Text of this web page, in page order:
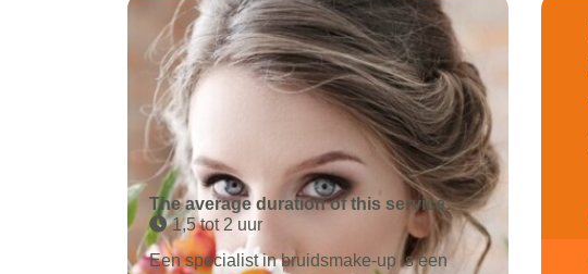
The average duration of this service:
1,5 tot 2 uur
Een specialist in bruidsmake-up is een